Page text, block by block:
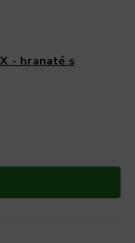
- hranaté s